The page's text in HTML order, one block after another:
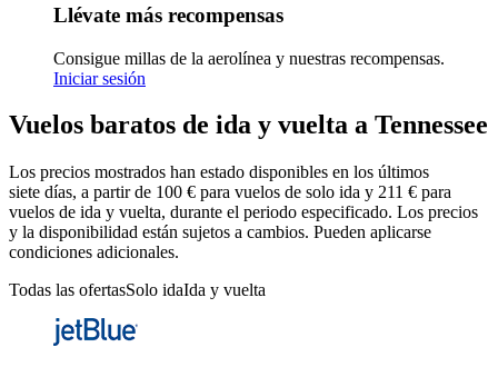
Llévate más recompensas
Consigue millas de la aerolínea y nuestras recompensas.
Iniciar sesión
Vuelos baratos de ida y vuelta a Tennessee
Los precios mostrados han estado disponibles en los últimos
siete días, a partir de 100 € para vuelos de solo ida y 211 € para
vuelos de ida y vuelta, durante el periodo especificado. Los precios
y la disponibilidad están sujetos a cambios. Pueden aplicarse
condiciones adicionales.
Todas las ofertasSolo idaIda y vuelta